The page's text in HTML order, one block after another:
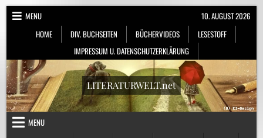
Skip
MENU
HOME
DIV. BUCHSEITEN BÜCHERVIDEOS
LESESTOFF
IMPRESSUM U. DATENSCHUTZERKLÄRUNG
10. AUGUST 2026
LITERATURWELT.net
MENU